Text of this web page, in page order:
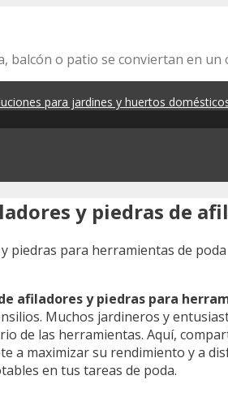
balcón o patio se conviertan en un
para jardines y huertos
y piedras de
afiladores y piedras para
Muchos jardineros y
de las herramientas. Aquí,
a maximizar su rendimiento y a
en tus tareas de poda.